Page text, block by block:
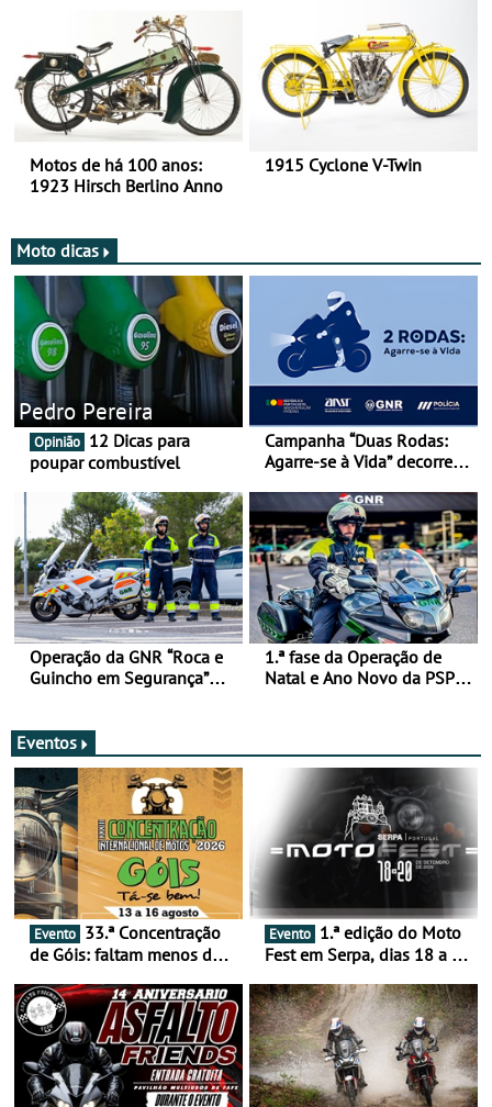
Motos de há 100 anos:
1923 Hirsch Berlino Anno
1915 Cyclone V-Twin
Moto dicas
Pedro Pereira
Opinião
poupar combustível
Campanha “Duas Rodas:
Agarre-se à Vida” decorre
Operação da GNR “Roca e
Guincho em Segurança”
1.ª fase da Operação de
Natal e Ano Novo da PSP e
Eventos
Evento
de Góis: faltam menos de
16 de agosto
Evento
Fest em Serpa, dias 18 a 20
duas rodas invade o Baixo
Alentejo